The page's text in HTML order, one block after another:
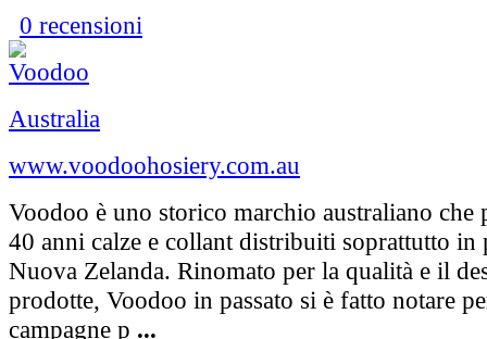
0 recensioni
Australia
www.voodoohosiery.com.au
Voodoo è uno storico marchio australiano che
40 anni calze e collant distribuiti soprattutto in
Nuova Zelanda. Rinomato per la qualità e il
prodotte, Voodoo in passato si è fatto notare
campagne p ...